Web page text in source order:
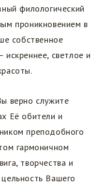
филологический
проникновением в
собственное
искреннее, светлое и
верно служите
Её обители и
преподобного
гармоничном
творчества и
Вашего